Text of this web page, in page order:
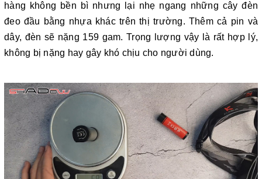
hàng không bền bì nhưng lại nhẹ ngang những cây đèn
đeo đầu bằng nhựa khác trên thị trường. Thêm cả pin và
dây, đèn sẽ nặng 159 gam. Trọng lượng vậy là rất hợp lý,
không bị nặng hay gây khó chịu cho người dùng.